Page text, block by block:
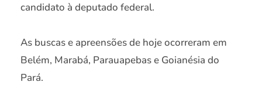
candidato à deputado federal.
As buscas e apreensões de hoje ocorreram em
Belém, Marabá, Parauapebas e Goianésia do
Pará.